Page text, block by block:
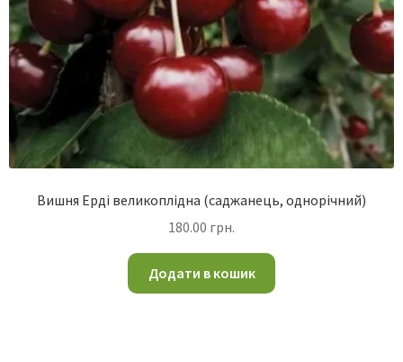
Вишня Ерді великоплідна (саджанець, однорічний)
180.00 грн.
Додати в кошик